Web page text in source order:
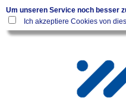
Um unseren Service noch besser
Ich akzeptiere Cookies von